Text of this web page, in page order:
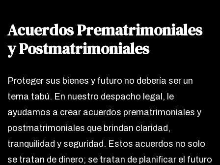
Acuerdos Prematrimoniales
y Postmatrimoniales
Proteger sus bienes y futuro no debería ser un
tema tabú. En nuestro despacho legal, le
ayudamos a crear acuerdos prematrimoniales y
postmatrimoniales que brindan claridad,
tranquilidad y seguridad. Estos acuerdos no solo
se tratan de dinero; se tratan de planificar el futuro